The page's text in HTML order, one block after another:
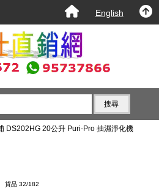
English
DS202HG 20公升 Puri-Pro 抽濕淨化機
貨品 32/182